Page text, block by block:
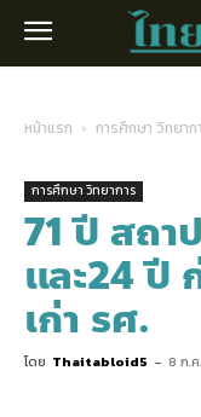
หน้าแรก การศึกษา วิทยาก
การศึกษา วิทยาการ
71 ปี สถ
และ24 ปี
เก่า รศ.
โดย Thaitabloid5 - 8 ก.